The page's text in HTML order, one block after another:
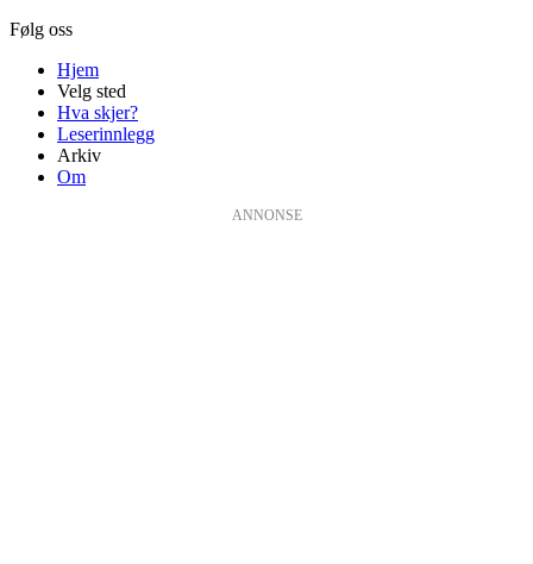
Følg oss
Hjem
Velg sted
Hva skjer?
Leserinnlegg
Arkiv
Om
ANNONSE